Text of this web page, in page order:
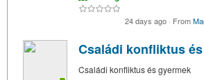
24 days ago · From
Családi konfliktus
Családi konfliktus és gyermek